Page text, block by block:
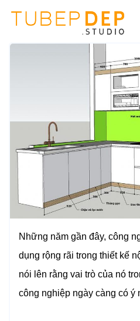
Những năm gần đây, công
dụng rộng rãi trong thiết kế
nói lên rằng vai trò của nó
công nghiệp ngày càng có ý